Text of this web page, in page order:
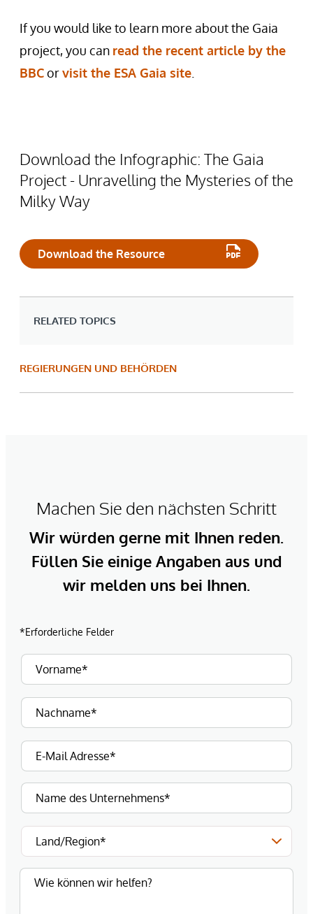
If you would like to learn more about the Gaia
project, you can read the recent article by the
BBCorvisit the ESA Gaia site
Download the Infographic: The Gaia
Project - Unravelling the Mysteries of the
Milky Way
Download the Resource
RELATED TOPICS
REGIERUNGEN UND BEHÖRDEN
Machen Sie den nächsten Schritt
Wir würden gerne mit Ihnen reden.
Füllen Sie einige Angaben aus und
wir melden uns bei Ihnen.
*Erforderliche Felder